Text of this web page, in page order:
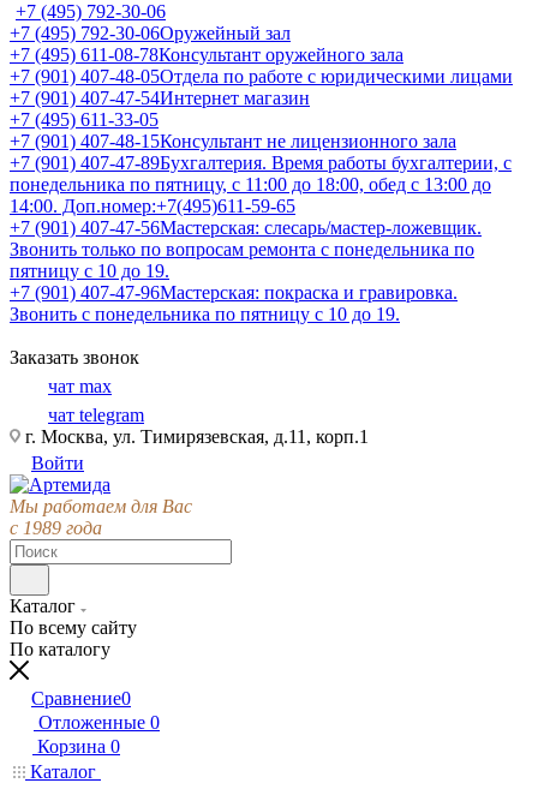
+7 (495) 792-30-06
+7 (495) 792-30-06Оружейный зал
+7 (495) 611-08-78Консультант оружейного зала
+7 (901) 407-48-05Отдела по работе с юридическими лицами
+7 (901) 407-47-54Интернет магазин
+7 (495) 611-33-05
+7 (901) 407-48-15Консультант не лицензионного зала
+7 (901) 407-47-89Бухгалтерия. Время работы бухгалтерии, с
понедельника по пятницу, с 11:00 до 18:00, обед с 13:00 до
14:00. Доп.номер:+7(495)611-59-65
+7 (901) 407-47-56Мастерская: слесарь/мастер-ложевщик.
Звонить только по вопросам ремонта с понедельника по
пятницу с 10 до 19.
+7 (901) 407-47-96Мастерская: покраска и гравировка.
Звонить с понедельника по пятницу с 10 до 19.
Заказать звонок
чат max
чат telegram
г. Москва, ул. Тимирязевская, д.11, корп.1
Войти
Мы работаем для Вас
с 1989 года
Каталог
По всему сайту
По каталогу
Сравнение0
Отложенные 0
Корзина 0
Каталог